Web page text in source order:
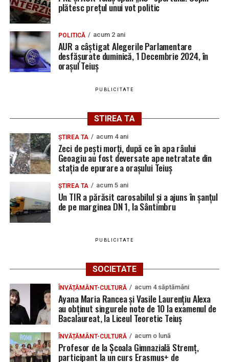
Adaugă teiusinfo.ro ca sursă
Ultimele știri din Teiuș
Jaf de peste 300.000 de euro, la Teiuș. Familia
păgubită susține că ancheta bate pasul pe loc, la
aproape o lună de la spargere
Locuri de muncă în Sântimbru, disponibile la 4
Locuri de muncă în Galda de Jos, disponibile la 4
august 2026. AJOFM Alba a publicat lista posturilor
vacante
Locuri de muncă în Teiuș, disponibile la 4 august
2026. AJOFM Alba a publicat lista posturilor
vacante
Bărbat de 30 de ani din Galda de Jos, reținut după
plătesc prețul unui vot politic
POLITICĂ acum 2 ani
AUR a câștigat Alegerile Parlamentare
desfășurate duminică, 1 Decembrie 2024, în
orașul Teiuș
PUBLICITATE
STIREA TA
ȘTIREA TA acum 4 ani
Zeci de pești morți, după ce în apa râului
Geoagiu au fost deversate ape netratate din
stația de epurare a orașului Teiuș
ȘTIREA TA acum 5 ani
Un TIR a părăsit carosabilul și a ajuns în șanțul
de pe marginea DN 1, la Sântimbru
PUBLICITATE
SOCIETATE
ÎNVĂȚĂMÂNT-CULTURĂ acum 4 săptămâni
Ayana Maria Rancea și Vasile Laurențiu Alexa
au obținut singurele note de 10 la examenul de
Bacalaureat, la Liceul Teoretic Teiuș
ÎNVĂȚĂMÂNT-CULTURĂ acum o lună
Profesor de la Școala Gimnazială Stremț,
participant la un curs Erasmus+ de